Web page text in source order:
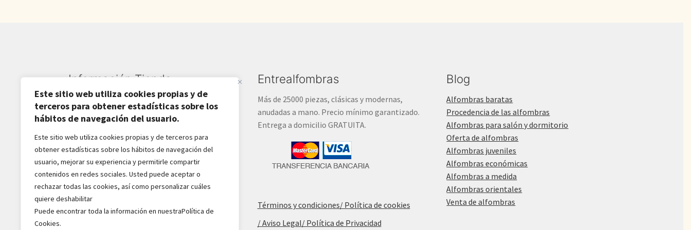
Este sitio web utiliza cookies propias y de
terceros para obtener estadísticas sobre los
hábitos de navegación del usuario.
Este sitio web utiliza cookies propias y de terceros para
obtener estadísticas sobre los hábitos de navegación del
usuario, mejorar su experiencia y permitirle compartir
contenidos en redes sociales. Usted puede aceptar o
rechazar todas las cookies, así como personalizar cuáles
quiere deshabilitar
Puede encontrar toda la información en nuestraPolítica de
Cookies.
Información Tienda
Sardarán SL CIF: B82809781
Av. Pirineos 27, Nave 6
San Sebastián de los Reyes
28703-Madrid - España
916516162 - 628518856
jaba2288@gmail.com
Entrealfombras
Más de 25000 piezas, clásicas y modernas,
anudadas a mano. Precio mínimo garantizado.
Entrega a domicilio GRATUITA.
Términos y condiciones/ Política de cookies
/ Aviso Legal/ Política de Privacidad
Blog
Alfombras baratas
Procedencia de las alfombras
Alfombras para salón y dormitorio
Oferta de alfombras
Alfombras juveniles
Alfombras económicas
Alfombras a medida
Alfombras orientales
Venta de alfombras